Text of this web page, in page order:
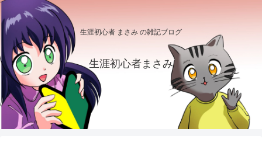
生涯初心者 まさみ の雑記ブログ
生涯初心者まさみ